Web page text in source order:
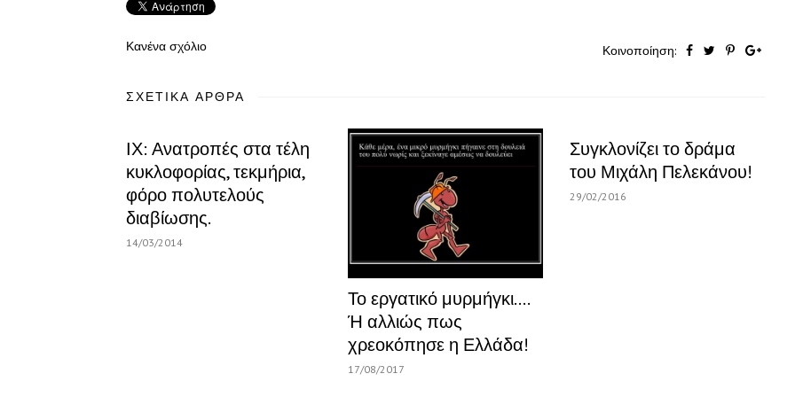
Κανένα σχόλιο Κοινοποίηση:
ΣΧΕΤΙΚΆ ΆΡΘΡΑ
ΙΧ: Ανατροπές στα τέλη
κυκλοφορίας, τεκμήρια,
φόρο πολυτελούς
διαβίωσης.
14/03/2014
Το εργατικό μυρμήγκι….
Ή αλλιώς πως
χρεοκόπησε η Ελλάδα!
17/08/2017
Συγκλονίζει το δράμα
του Μιχάλη Πελεκάνου!
29/02/2016